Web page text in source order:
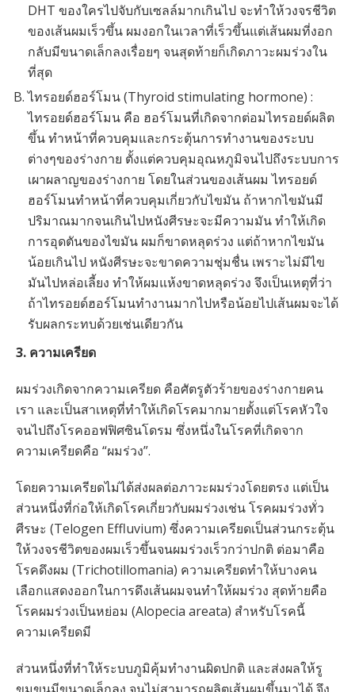
DHT ของใครไปจับกับเซลล์มากเกินไป จะทำให้วงจรชีวิต
ของเส้นผมเร็วขึ้น ผมงอกในเวลาที่เร็วขึ้นแต่เส้นผมที่งอก
กลับมีขนาดเล็กลงเรื่อยๆ จนสุดท้ายก็เกิดภาวะผมร่วงใน
ที่สุด
ไทรอยด์ฮอร์โมน (Thyroid stimulating hormone) :
ไทรอยด์ฮอร์โมน คือ ฮอร์โมนที่เกิดจากต่อมไทรอยด์ผลิต
ขึ้น ทำหน้าที่ควบคุมและกระตุ้นการทำงานของระบบ
ต่างๆของร่างกาย ตั้งแต่ควบคุมอุณหภูมิจนไปถึงระบบการ
เผาผลาญของร่างกาย โดยในส่วนของเส้นผม ไทรอยด์
ฮอร์โมนทำหน้าที่ควบคุมเกี่ยวกับไขมัน ถ้าหากไขมันมี
ปริมาณมากจนเกินไปหนังศีรษะจะมีความมัน ทำให้เกิด
การอุดตันของไขมัน ผมก็ขาดหลุดร่วง แต่ถ้าหากไขมัน
น้อยเกินไป หนังศีรษะจะขาดความชุ่มชื่น เพราะไม่มีไข
มันไปหล่อเลี้ยง ทำให้ผมแห้งขาดหลุดร่วง จึงเป็นเหตุที่ว่า
ถ้าไทรอยด์ฮอร์โมนทำงานมากไปหรือน้อยไปเส้นผมจะได้
รับผลกระทบด้วยเช่นเดียวกัน
3. ความเครียด
ผมร่วงเกิดจากความเครียด คือศัตรูตัวร้ายของร่างกายคน
เรา และเป็นสาเหตุที่ทำให้เกิดโรคมากมายตั้งแต่โรคหัวใจ
จนไปถึงโรคออฟฟิศซินโดรม ซึ่งหนึ่งในโรคที่เกิดจาก
ความเครียดคือ “ผมร่วง”.
โดยความเครียดไม่ได้ส่งผลต่อภาวะผมร่วงโดยตรง แต่เป็น
ส่วนหนึ่งที่ก่อให้เกิดโรคเกี่ยวกับผมร่วงเช่น โรคผมร่วงทั่ว
ศีรษะ (Telogen Effluvium) ซึ่งความเครียดเป็นส่วนกระตุ้น
ให้วงจรชีวิตของผมเร็วขึ้นจนผมร่วงเร็วกว่าปกติ ต่อมาคือ
โรคดึงผม (Trichotillomania) ความเครียดทำให้บางคน
เลือกแสดงออกในการดึงเส้นผมจนทำให้ผมร่วง สุดท้ายคือ
โรคผมร่วงเป็นหย่อม (Alopecia areata) สำหรับโรคนี้
ความเครียดมี
ส่วนหนึ่งที่ทำให้ระบบภูมิคุ้มทำงานผิดปกติ และส่งผลให้รู
ขุมขนมีขนาดเล็กลง จนไม่สามารถผลิตเส้นผมขึ้นมาได้ จึง